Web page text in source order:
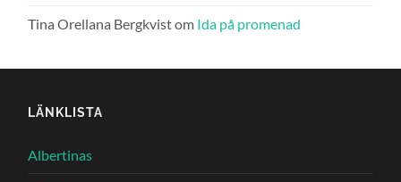
Tina Orellana Bergkvistom Ida på promenad
LÄNKLISTA
Albertinas